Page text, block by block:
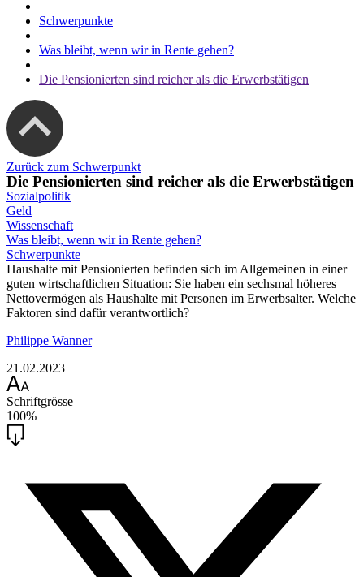
Schwerpunkte
Was bleibt, wenn wir in Rente gehen?
Die Pensionierten sind reicher als die Erwerbstätigen
Zurück zum Schwerpunkt
Die Pensionierten sind reicher als die Erwerbstätigen
Sozialpolitik
Geld
Wissenschaft
Was bleibt, wenn wir in Rente gehen?
Schwerpunkte
Haushalte mit Pensionierten befinden sich im Allgemeinen in einer
guten wirtschaftlichen Situation: Sie haben ein sechsmal höheres
Nettovermögen als Haushalte mit Personen im Erwerbsalter. Welche
Faktoren sind dafür verantwortlich?
Philippe Wanner
21.02.2023
Schriftgrösse
100%